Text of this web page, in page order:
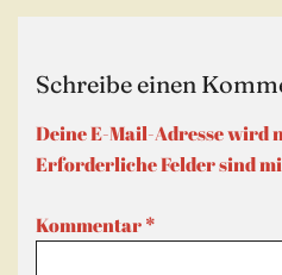
Schreibe einen
Deine E-Mail-Adresse
Erforderliche Felder sind
Kommentar*